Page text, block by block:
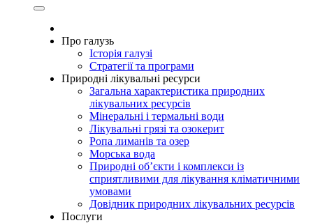
Про галузь
Історія галузі
Стратегії та програми
Природні лікувальні ресурси
Загальна характеристика природних
лікувальних ресурсів
Мінеральні і термальні води
Лікувальні грязі та озокерит
Ропа лиманів та озер
Морська вода
Природні об’єкти і комплекси із
сприятливими для лікування кліматичними
умовами
Довідник природних лікувальних ресурсів
Послуги